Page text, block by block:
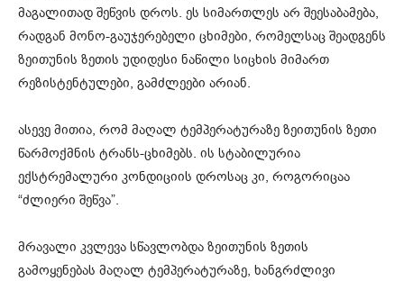
მაგალითად შეწვის დროს. ეს სიმართლეს არ შეესაბამება,
რადგან მონო-გაუჯერებელი ცხიმები, რომელსაც შეადგენს
ზეითუნის ზეთის უდიდესი ნაწილი სიცხის მიმართ
რეზისტენტულები, გამძლეები არიან.
ასევე მითია, რომ მაღალ ტემპერატურაზე ზეითუნის ზეთი
წარმოქმნის ტრანს-ცხიმებს. ის სტაბილურია
ექსტრემალური კონდიციის დროსაც კი, როგორიცაა
“ძლიერი შეწვა”.
მრავალი კვლევა სწავლობდა ზეითუნის ზეთის
გამოყენებას მაღალ ტემპერატურაზე, ხანგრძლივი